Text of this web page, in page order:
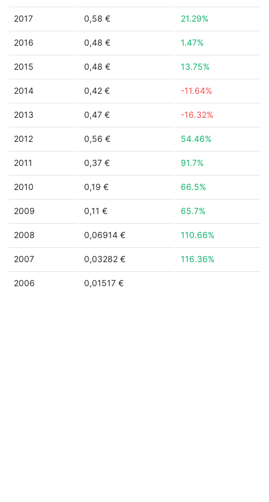
2017 0,58 € 21.29%
2016 0,48 € 1.47%
2015 0,48 € 13.75%
2014 0,42 € -11.64%
2013 0,47 € -16.32%
2012 0,56 € 54.46%
2011 0,37 € 91.7%
2010 0,19 € 66.5%
2009 0,11 € 65.7%
2008 0,06914 € 110.66%
2007 0,03282 € 116.36%
2006 0,01517 €